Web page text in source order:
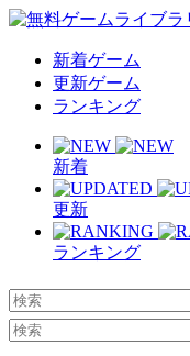
新着ゲーム
更新ゲーム
ランキング
新着
更新
ランキング